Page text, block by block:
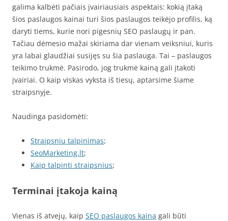
galima kalbėti pačiais įvairiausiais aspektais: kokią įtaką
šios paslaugos kainai turi šios paslaugos teikėjo profilis, ką
daryti tiems, kurie nori pigesnių SEO paslaugų ir pan.
Tačiau dėmesio mažai skiriama dar vienam veiksniui, kuris
yra labai glaudžiai susijęs su šia paslauga. Tai – paslaugos
teikimo trukmė. Pasirodo, jog trukmė kainą gali įtakoti
įvairiai. O kaip viskas vyksta iš tiesų, aptarsime šiame
straipsnyje.
Naudinga pasidomėti:
Straipsniu talpinimas;
SeoMarketing.lt;
Kaip talpinti straipsnius;
Terminai įtakoja kainą
Vienas iš atvejų, kaip SEO paslaugos kaina gali būti